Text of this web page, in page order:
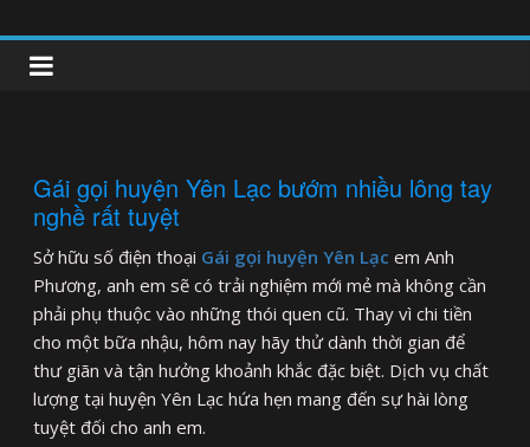
to
content
clipnonglive.com
Gái gọi huyện Yên Lạc bướm nhiều lông tay
nghề rất tuyệt
Sở hữu số điện thoại Gái gọi huyện Yên Lạc em Anh
Phương, anh em sẽ có trải nghiệm mới mẻ mà không cần
phải phụ thuộc vào những thói quen cũ. Thay vì chi tiền
cho một bữa nhậu, hôm nay hãy thử dành thời gian để
thư giãn và tận hưởng khoảnh khắc đặc biệt. Dịch vụ chất
lượng tại huyện Yên Lạc hứa hẹn mang đến sự hài lòng
tuyệt đối cho anh em.